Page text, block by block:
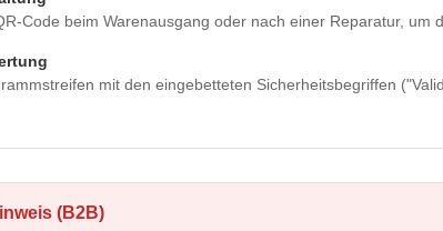
Code beim Warenausgang oder nach einer Reparatur, um
mit den eingebetteten Sicherheitsbegriffen
(B2B)